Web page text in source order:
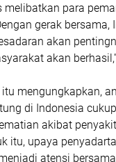
melibatkan para
gerak bersama,
akan
akan
itu mengungkapkan,
di Indonesia
akibat
itu, upaya
atensi